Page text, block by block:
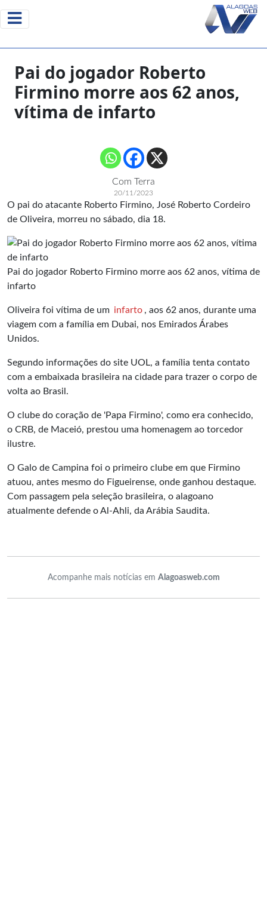
Pai do jogador Roberto
Firmino morre aos 62 anos,
vítima de infarto
Com Terra
20/11/2023
O pai do atacante Roberto Firmino, José Roberto Cordeiro
de Oliveira, morreu no sábado, dia 18.
Pai do jogador Roberto Firmino morre aos 62 anos, vítima de
infarto
Oliveira foi vítima de um infarto , aos 62 anos, durante uma
viagem com a família em Dubai, nos Emirados Árabes
Unidos.
Segundo informações do site UOL, a família tenta contato
com a embaixada brasileira na cidade para trazer o corpo de
volta ao Brasil.
O clube do coração de 'Papa Firmino', como era conhecido,
o CRB, de Maceió, prestou uma homenagem ao torcedor
ilustre.
O Galo de Campina foi o primeiro clube em que Firmino
atuou, antes mesmo do Figueirense, onde ganhou destaque.
Com passagem pela seleção brasileira, o alagoano
atualmente defende oAl-Ahli, da Arábia Saudita.
Acompanhe mais notícias em Alagoasweb.com